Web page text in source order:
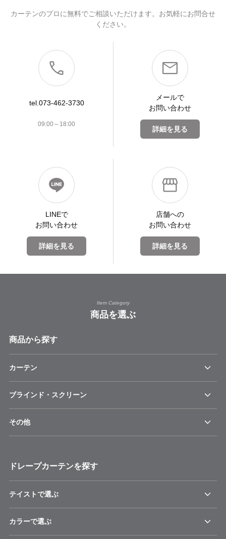
カーテンのプロに無料でご相談いただけます。お気軽にお問合せ
ください。
tel.073-462-3730
09:00～18:00
メールで
お問い合わせ
詳細を見る
LINEで
お問い合わせ
詳細を見る
店舗への
お問い合わせ
詳細を見る
Item Category
商品を選ぶ
商品から探す
カーテン
ブラインド・スクリーン
その他
ドレープカーテンを探す
テイストで選ぶ
カラーで選ぶ